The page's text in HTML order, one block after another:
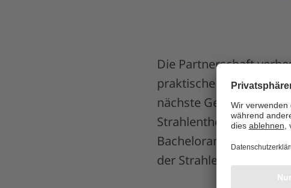
Die Partnerschaft
praktische
nächste Generation
Strahlentherapie. Die
Bachelorarbeiten,
der Strahlentherapie-